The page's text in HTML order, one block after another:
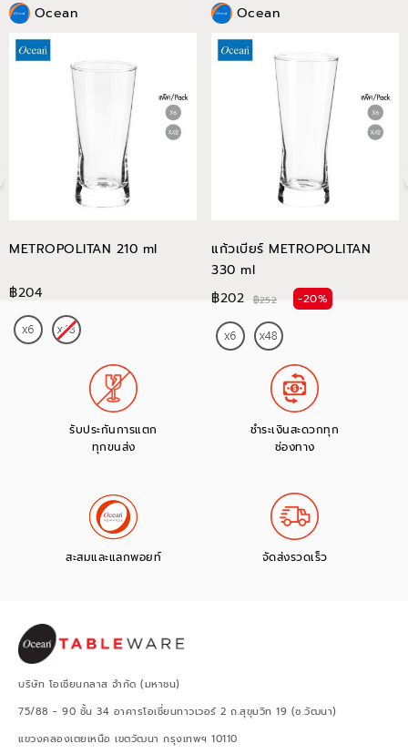
Ocean
METROPOLITAN 210 ml
฿204
Ocean
แก้วเบียร์ METROPOLITAN
330 ml
฿202
฿252 -20%
รับประกันการแตก
ทุกขนส่ง
ชำระเงินสะดวกทุก
ช่องทาง
สะสมและแลกพอยท์ จัดส่งรวดเร็ว
บริษัท โอเชียนกลาส จำกัด (มหาชน)
75/88 - 90 ชั้น 34 อาคารโอเชี่ยนทาวเวอร์ 2 ถ.สุขุมวิท 19 (ซ.วัฒนา)
แขวงคลองเตยเหนือ เขตวัฒนา กรุงเทพฯ 10110